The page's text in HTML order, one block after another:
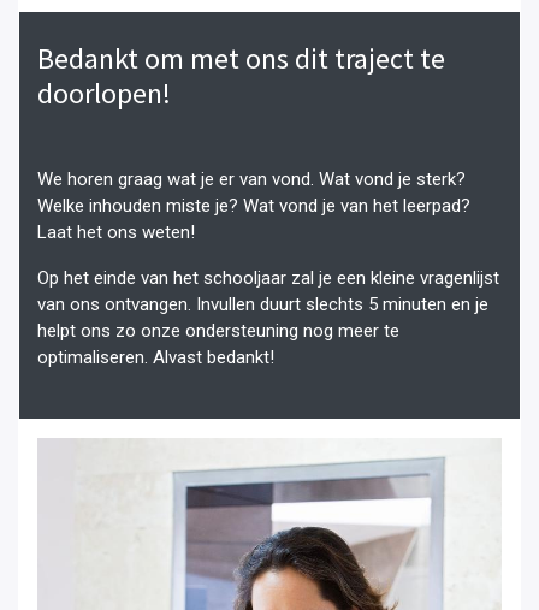
Bedankt om met ons dit traject te
doorlopen!
We horen graag wat je er van vond. Wat vond je sterk?
Welke inhouden miste je? Wat vond je van het leerpad?
Laat het ons weten!
Op het einde van het schooljaar zal je een kleine vragenlijst
van ons ontvangen. Invullen duurt slechts 5 minuten en je
helpt ons zo onze ondersteuning nog meer te
optimaliseren. Alvast bedankt!